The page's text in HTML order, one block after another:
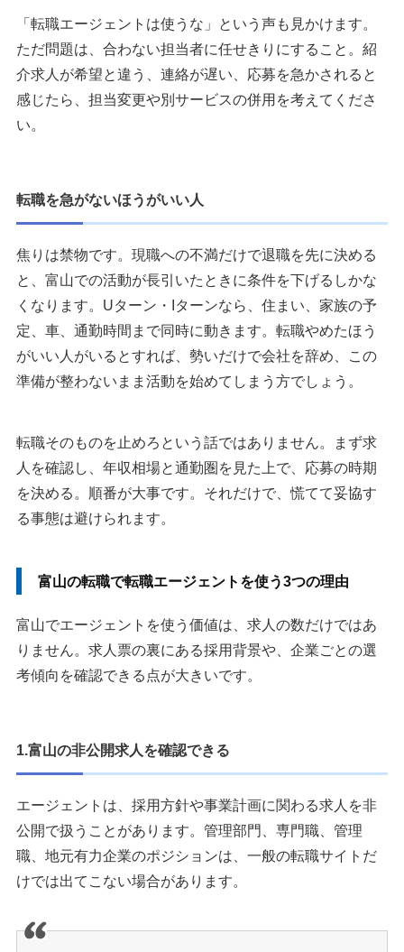
「転職エージェントは使うな」という声も見かけます。
ただ問題は、合わない担当者に任せきりにすること。紹
介求人が希望と違う、連絡が遅い、応募を急かされると
感じたら、担当変更や別サービスの併用を考えてくださ
い。
転職を急がないほうがいい人
焦りは禁物です。現職への不満だけで退職を先に決める
と、富山での活動が長引いたときに条件を下げるしかな
くなります。Uターン・Iターンなら、住まい、家族の予
定、車、通勤時間まで同時に動きます。転職やめたほう
がいい人がいるとすれば、勢いだけで会社を辞め、この
準備が整わないまま活動を始めてしまう方でしょう。
転職そのものを止めろという話ではありません。まず求
人を確認し、年収相場と通勤圏を見た上で、応募の時期
を決める。順番が大事です。それだけで、慌てて妥協す
る事態は避けられます。
富山の転職で転職エージェントを使う3つの理由
富山でエージェントを使う価値は、求人の数だけではあ
りません。求人票の裏にある採用背景や、企業ごとの選
考傾向を確認できる点が大きいです。
1.富山の非公開求人を確認できる
エージェントは、採用方針や事業計画に関わる求人を非
公開で扱うことがあります。管理部門、専門職、管理
職、地元有力企業のポジションは、一般の転職サイトだ
けでは出てこない場合があります。